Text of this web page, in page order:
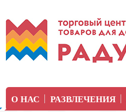
О НАС РАЗВЛЕЧЕНИЯ